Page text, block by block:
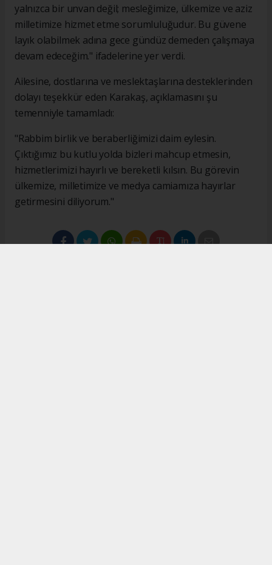
yalnızca bir unvan değil; mesleğimize, ülkemize ve aziz
milletimize hizmet etme sorumluluğudur. Bu güvene
layık olabilmek adına gece gündüz demeden çalışmaya
devam edeceğim." ifadelerine yer verdi.
Ailesine, dostlarına ve meslektaşlarına desteklerinden
dolayı teşekkür eden Karakaş, açıklamasını şu
temenniyle tamamladı:
"Rabbim birlik ve beraberliğimizi daim eylesin.
Çıktığımız bu kutlu yolda bizleri mahcup etmesin,
hizmetlerimizi hayırlı ve bereketli kılsın. Bu görevin
ülkemize, milletimize ve medya camiamıza hayırlar
getirmesini diliyorum."